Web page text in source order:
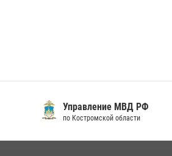
Управление МВД РФ
по Костромской области